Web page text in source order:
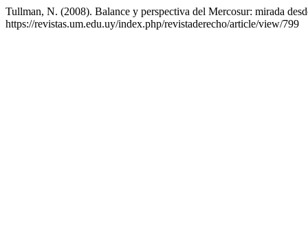
Tullman, N. (2008). Balance y perspectiva del Mercosur: mirada
https://revistas.um.edu.uy/index.php/revistaderecho/article/view/799